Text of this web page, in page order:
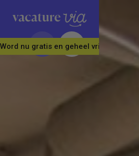
Word nu gratis en geheel vrijblijvend